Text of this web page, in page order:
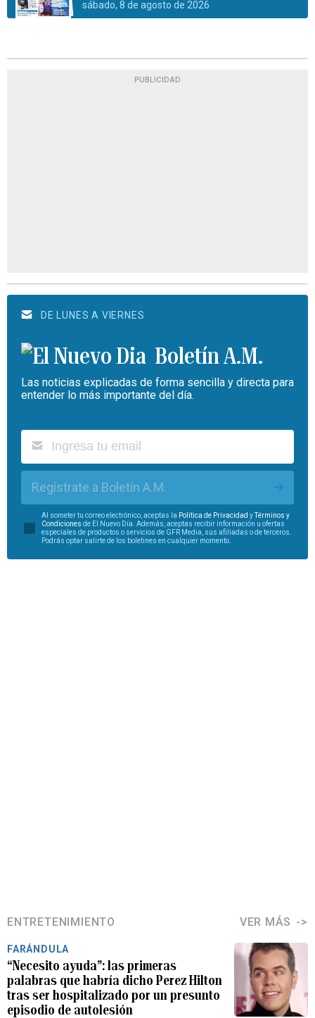
sábado, 8 de agosto de 2026
PUBLICIDAD
DE LUNES A VIERNES
Boletín A.M.
Las noticias explicadas de forma sencilla y directa para
entender lo más importante del día.
Regístrate a Boletín A.M.
Al someter tu correo electrónico, aceptas la Política de Privacidad yTérminos y
Condiciones de El Nuevo Día. Además, aceptas recibir información u ofertas
especiales de productos o servicios de GFR Media, sus afiliadas o de terceros.
Podrás optar salirte de los boletines en cualquier momento.
ENTRETENIMIENTO VER MÁS
FARÁNDULA
“Necesito ayuda”: las primeras
palabras que habría dicho Perez Hilton
tras ser hospitalizado por un presunto
episodio de autolesión